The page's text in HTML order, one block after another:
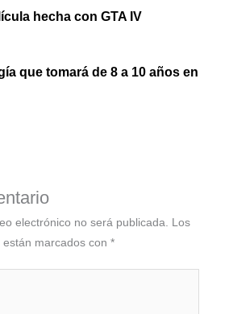
hecha con GTA IV
que tomará de 8 a 10 años en
electrónico no será publicada.
Los
marcados con *